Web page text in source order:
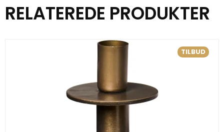
RELATEREDE PRODUKTER
TILBUD